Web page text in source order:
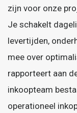
zijn voor onze
Je schakelt
levertijden,
mee over
rapporteert aan
inkoopteam
operationeel